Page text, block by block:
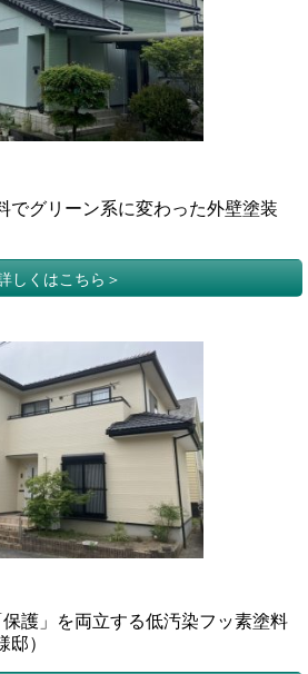
でグリーン系に変わった外壁塗装
しくはこちら
保護」を両立する低汚染フッ素塗料
）